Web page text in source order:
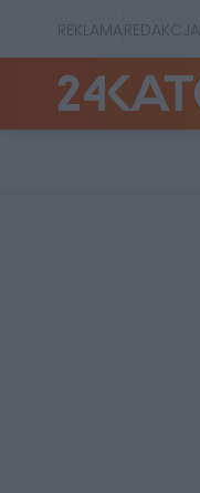
REKLAMAREDAKCJA